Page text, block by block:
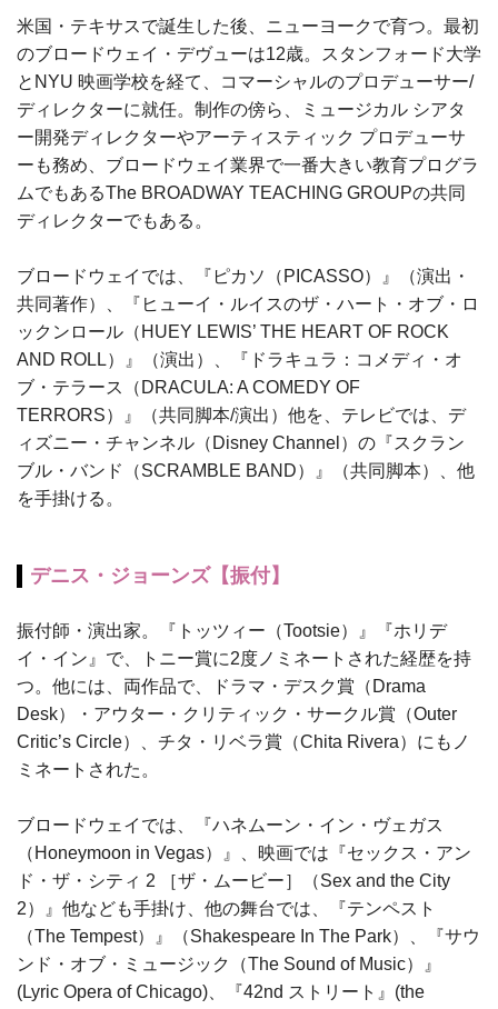
米国・テキサスで誕生した後、ニューヨークで育つ。最初
のブロードウェイ・デヴューは12歳。スタンフォード大学
とNYU 映画学校を経て、コマーシャルのプロデューサー/
ディレクターに就任。制作の傍ら、ミュージカル シアタ
ー開発ディレクターやアーティスティック プロデューサ
ーも務め、ブロードウェイ業界で一番大きい教育プログラ
ムでもあるThe BROADWAY TEACHING GROUPの共同
ディレクターでもある。
ブロードウェイでは、『ピカソ（PICASSO）』（演出・
共同著作）、『ヒューイ・ルイスのザ・ハート・オブ・ロ
ックンロール（HUEY LEWIS’ THE HEART OF ROCK
AND ROLL）』（演出）、『ドラキュラ：コメディ・オ
ブ・テラース（DRACULA: A COMEDY OF
TERRORS）』（共同脚本/演出）他を、テレビでは、デ
ィズニー・チャンネル（Disney Channel）の『スクラン
ブル・バンド（SCRAMBLE BAND）』（共同脚本）、他
を手掛ける。
デニス・ジョーンズ【振付】
振付師・演出家。『トッツィー（Tootsie）』『ホリデ
イ・イン』で、トニー賞に2度ノミネートされた経歴を持
つ。他には、両作品で、ドラマ・デスク賞（Drama
Desk）・アウター・クリティック・サークル賞（Outer
Critic’s Circle）、チタ・リベラ賞（Chita Rivera）にもノ
ミネートされた。
ブロードウェイでは、『ハネムーン・イン・ヴェガス
（Honeymoon in Vegas）』、映画では『セックス・アン
ド・ザ・シティ 2 ［ザ・ムービー］（Sex and the City
2）』他なども手掛け、他の舞台では、『テンペスト
（The Tempest）』（Shakespeare In The Park）、『サウ
ンド・オブ・ミュージック（The Sound of Music）』
(Lyric Opera of Chicago)、『42nd ストリート』(the